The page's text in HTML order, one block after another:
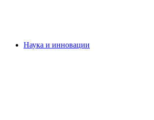
Наука и инновации